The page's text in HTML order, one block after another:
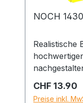
NOCH
Realistische
Bahnszenen
Regulärer
CHF 13.90
Preise inkl.